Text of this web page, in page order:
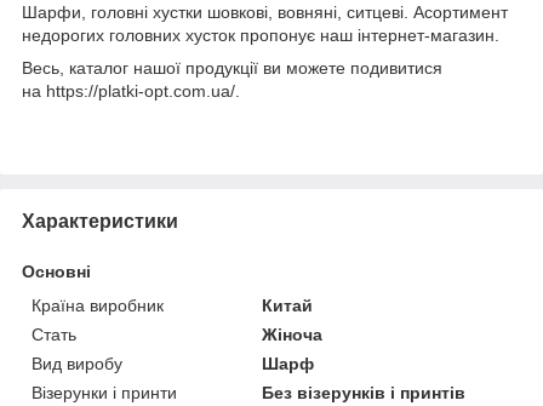
Шарфи, головні хустки шовкові, вовняні, ситцеві. Асортимент
недорогих головних хусток пропонує наш інтернет-магазин.
Весь, каталог нашої продукції ви можете подивитися
на https://platki-opt.com.ua/.
Характеристики
Основні
Країна виробник
Китай
Стать
Жіноча
Вид виробу
Шарф
Візерунки і принти
Без візерунків і принтів